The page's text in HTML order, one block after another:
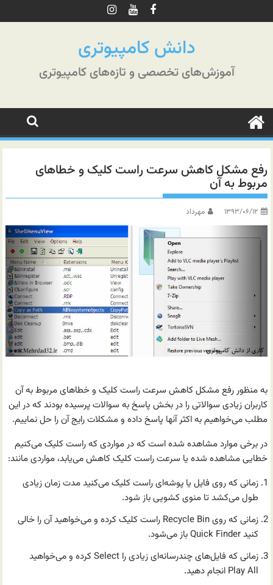
به
دانش کامپیوتری
آموزش‌های تخصصی و تازه‌های کامپیوتری
رفع مشکل کاهش سرعت راست کلیک و خطاهای
مربوط به آن
۱۳۹۳/۰۶/۱۲ مهرداد
به منظور رفع مشکل کاهش سرعت راست کلیک و خطاهای مربوط به آن
کاربران زیادی سوالاتی را در بخش پاسخ به سوالات پرسیده بودند که در این
مطلب می‌خواهیم به اکثر آنها پاسخ داده و مشکلات رایج آن را حل نماییم.
در برخی موارد مشاهده شده است که در مواردی که راست کلیک می‌کنیم
خطایی مشاهده شده یا سرعت راست کلیک کاهش می‌یابد، مواردی مانند:
زمانی که روی فایل یا پوشه‌ای راست کلیک می‌کنید مدت زمان زیادی
طول می‌کشد تا منوی کشویی باز شود.
زمانی که روی Recycle Bin راست کلیک کرده و می‌خواهید آن را خالی
کنید Quick Finder باز می‌شود.
زمانی که فایل‌های چندرسانه‌ای زیادی را Select کرده و می‌خواهید
Play All انجام دهید.